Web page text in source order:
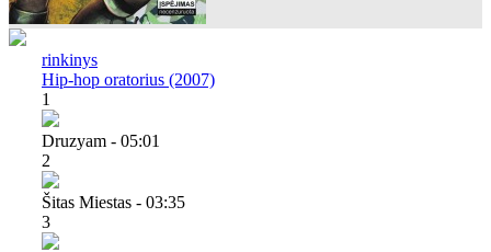
rinkinys
Hip-hop oratorius (2007)
1
Druzyam - 05:01
2
Šitas Miestas - 03:35
3